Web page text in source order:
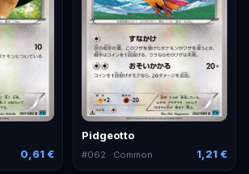
0,61 €
Pidgeotto
#062 · Common 1,21 €